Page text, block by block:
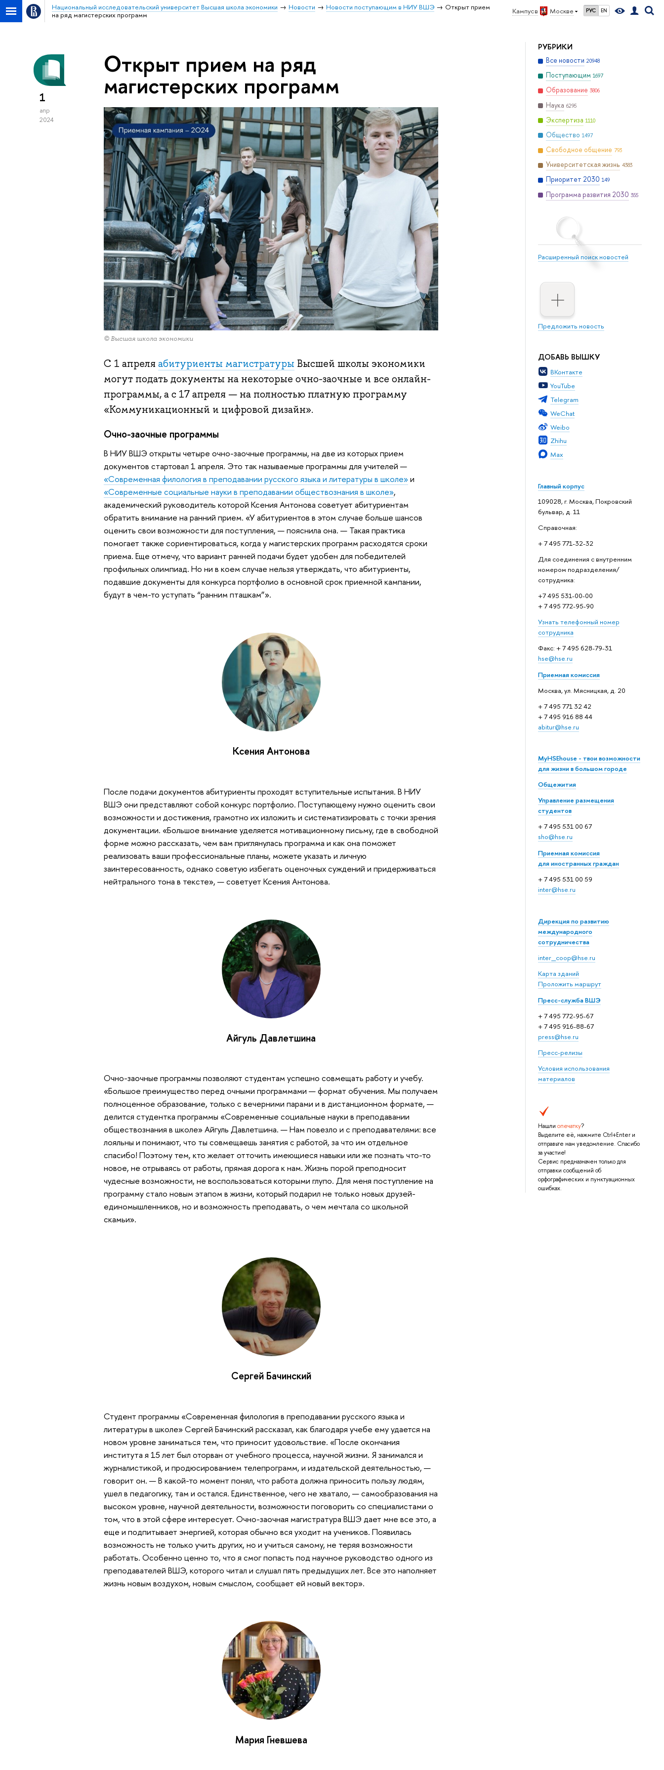
Кампус в Москве РУС EN
Национальный исследовательский университет Высшая школа экономики Новости Новости поступающим в НИУ ВШЭ
Открыт прием
на ряд магистерских программ
РУБРИКИ
Все новости 20948
Поступающим 1697
Образование 3806
Наука 6295
Экспертиза 1110
Общество 1497
Свободное общение 793
Университетская жизнь 4383
Приоритет 2030 149
Программа развития 2030 355
Расширенный поиск новостей
Предложить новость
ДОБАВЬ ВЫШКУ
ВКонтакте
YouTube
Telegram
WeChat
Weibo
Zhihu
Max
Главный корпус
109028, г. Москва, Покровский
бульвар, д. 11
Справочная:
+ 7 495 771-32-32
Для соединения с внутренним
номером подразделения/
сотрудника:
+7 495 531-00-00
+ 7 495 772-95-90
Узнать телефонный номер
сотрудника
Факс: + 7 495 628-79-31
hse@hse.ru
Приемная комиссия
Москва, ул. Мясницкая, д. 20
+ 7 495 771 32 42
+ 7 495 916 88 44
abitur@hse.ru
MyHSEhouse - твои возможности
для жизни в большом городе
Общежития
Управление размещения
студентов
+ 7 495 531 00 67
sho@hse.ru
Приемная комиссия
для иностранных граждан
+ 7 495 531 00 59
inter@hse.ru
Дирекция по развитию
международного
сотрудничества
inter_coop@hse.ru
Карта зданий
Проложить маршрут
Пресс-служба ВШЭ
+ 7 495 772-95-67
+ 7 495 916-88-67
press@hse.ru
Пресс-релизы
Условия использования
материалов
Нашли опечатку?
Выделите её, нажмите Ctrl+Enter и
отправьте нам уведомление. Спасибо
за участие!
Сервис предназначен только для
отправки сообщений об
орфографических и пунктуационных
ошибках.
1
апр
2024
Открыт прием на ряд
магистерских программ
© Высшая школа экономики
С 1 апреля абитуриенты магистратуры Высшей школы экономики
могут подать документы на некоторые очно-заочные и все онлайн-
программы, а с 17 апреля — на полностью платную программу
«Коммуникационный и цифровой дизайн».
Очно-заочные программы
В НИУ ВШЭ открыты четыре очно-заочные программы, на две из которых прием
документов стартовал 1 апреля. Это так называемые программы для учителей —
«Современная филология в преподавании русского языка и литературы в школе»и
«Современные социальные науки в преподавании обществознания в школе»,
академический руководитель которой Ксения Антонова советует абитуриентам
обратить внимание на ранний прием. «У абитуриентов в этом случае больше шансов
оценить свои возможности для поступления, — пояснила она. — Такая практика
помогает также сориентироваться, когда у магистерских программ расходятся сроки
приема. Еще отмечу, что вариант ранней подачи будет удобен для победителей
профильных олимпиад. Но ни в коем случае нельзя утверждать, что абитуриенты,
подавшие документы для конкурса портфолио в основной срок приемной кампании,
будут в чем-то уступать “ранним пташкам”».
Ксения Антонова
После подачи документов абитуриенты проходят вступительные испытания. В НИУ
ВШЭ они представляют собой конкурс портфолио. Поступающему нужно оценить свои
возможности и достижения, грамотно их изложить и систематизировать с точки зрения
документации. «Большое внимание уделяется мотивационному письму, где в свободной
форме можно рассказать, чем вам приглянулась программа и как она поможет
реализовать ваши профессиональные планы, можете указать и личную
заинтересованность, однако советую избегать оценочных суждений и придерживаться
нейтрального тона в тексте», — советует Ксения Антонова.
Айгуль Давлетшина
Очно-заочные программы позволяют студентам успешно совмещать работу и учебу.
«Большое преимущество перед очными программами — формат обучения. Мы получаем
полноценное образование, только с вечерними парами и в дистанционном формате, —
делится студентка программы «Современные социальные науки в преподавании
обществознания в школе» Айгуль Давлетшина. — Нам повезло и с преподавателями: все
лояльны и понимают, что ты совмещаешь занятия с работой, за что им отдельное
спасибо! Поэтому тем, кто желает отточить имеющиеся навыки или же познать что-то
новое, не отрываясь от работы, прямая дорога к нам. Жизнь порой преподносит
чудесные возможности, не воспользоваться которыми глупо. Для меня поступление на
программу стало новым этапом в жизни, который подарил не только новых друзей-
единомышленников, но и возможность преподавать, о чем мечтала со школьной
скамьи».
Сергей Бачинский
Студент программы «Современная филология в преподавании русского языка и
литературы в школе» Сергей Бачинский рассказал, как благодаря учебе ему удается на
новом уровне заниматься тем, что приносит удовольствие. «После окончания
института я 15 лет был оторван от учебного процесса, научной жизни. Я занимался и
журналистикой, и продюсированием телепрограмм, и издательской деятельностью, —
говорит он. — В какой-то момент понял, что работа должна приносить пользу людям,
ушел в педагогику, там и остался. Единственное, чего не хватало, — самообразования на
высоком уровне, научной деятельности, возможности поговорить со специалистами о
том, что в этой сфере интересует. Очно-заочная магистратура ВШЭ дает мне все это, а
еще и подпитывает энергией, которая обычно вся уходит на учеников. Появилась
возможность не только учить других, но и учиться самому, не теряя возможности
работать. Особенно ценно то, что я смог попасть под научное руководство одного из
преподавателей ВШЭ, которого читал и слушал пять предыдущих лет. Все это наполняет
жизнь новым воздухом, новым смыслом, сообщает ей новый вектор».
Мария Гневшева